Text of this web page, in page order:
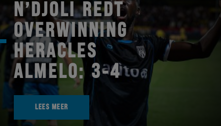
N’DJOLI REDT
OVERWINNING
HERACLES
ALMELO: 3-4
LEES MEER